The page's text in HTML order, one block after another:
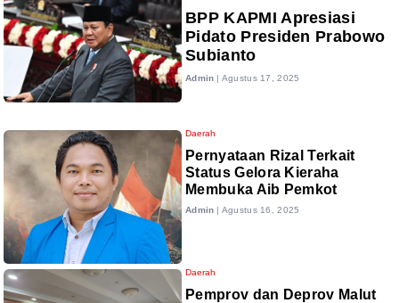
BPP KAPMI Apresiasi
Pidato Presiden Prabowo
Subianto
Admin | Agustus 17, 2025
Daerah
Pernyataan Rizal Terkait
Status Gelora Kieraha
Membuka Aib Pemkot
Admin | Agustus 16, 2025
Daerah
Pemprov dan Deprov Malut